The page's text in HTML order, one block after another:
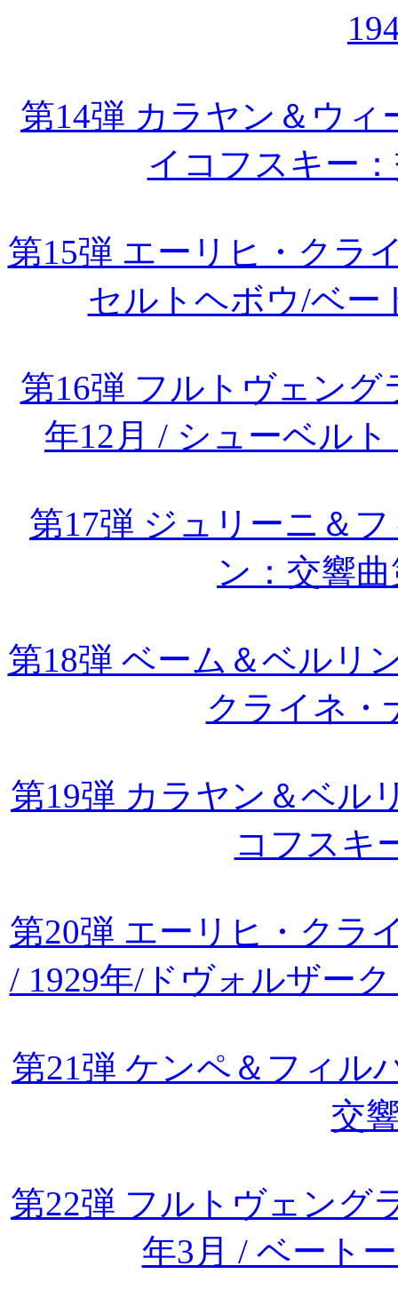
第14弾 カラヤン＆ウィ
イコフスキー
第15弾 エーリヒ・クラ
セルトヘボウ/ベー
第16弾 フルトヴェング
年12月 / シューベル
第17弾 ジュリーニ＆
ン：交響
第18弾 ベーム＆ベルリ
クライネ・
第19弾 カラヤン＆ベル
コフスキ
第20弾 エーリヒ・クラ
/ 1929年/ドヴォルザー
第21弾 ケンペ＆フィル
交
第22弾 フルトヴェング
年3月 / ベート